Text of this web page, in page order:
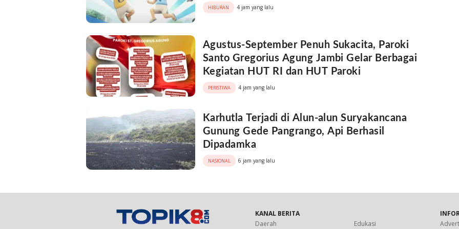
HIBURAN 4 jam yang lalu
Agustus-September Penuh Sukacita, Paroki
Santo Gregorius Agung Jambi Gelar Berbagai
Kegiatan HUT RI dan HUT Paroki
PERISTIWA 4 jam yang lalu
Karhutla Terjadi di Alun-alun Suryakancana
Gunung Gede Pangrango, Api Berhasil
Dipadamka
NASIONAL 6 jam yang lalu
KANAL BERITA
Daerah
Edukasi